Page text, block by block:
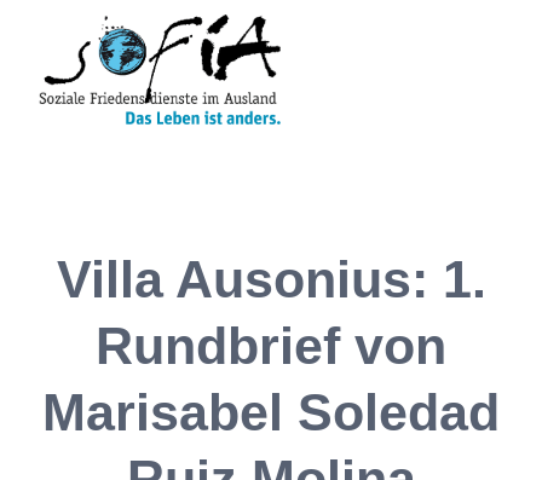
Villa Ausonius: 1.
Rundbrief von
Marisabel Soledad